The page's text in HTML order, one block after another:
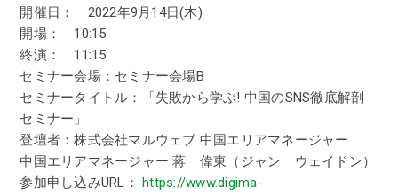
開催日： 2022年9月14日(木)
開場： 10:15
終演： 11:15
セミナー会場：セミナー会場B
セミナータイトル：「失敗から学ぶ! 中国のSNS徹底解剖
セミナー」
登壇者：株式会社マルウェブ 中国エリアマネージャー
中国エリアマネージャー 蒋 偉東（ジャン ウェイドン）
参加申し込みURL：
https://www.digima-